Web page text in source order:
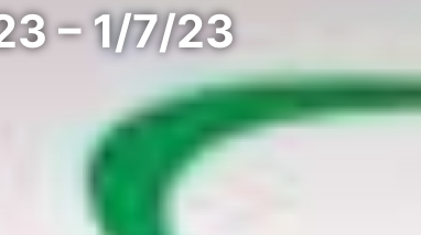
– 1/7/23